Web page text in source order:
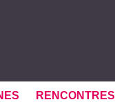
RENCONTRES